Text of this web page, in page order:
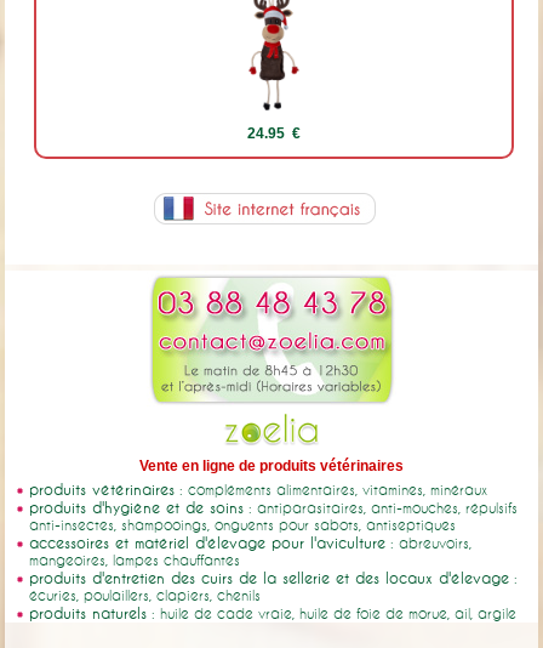
24.95 €
Vente en ligne de produits vétérinaires
produits vétérinaires : compléments alimentaires, vitamines, minéraux
produits d'hygiène et de soins : antiparasitaires, anti-mouches, répulsifs
anti-insectes, shampooings, onguents pour sabots, antiseptiques
accessoires et matériel d'élevage pour l'aviculture : abreuvoirs,
mangeoires, lampes chauffantes
produits d'entretien des cuirs de la sellerie et des locaux d'élevage :
écuries, poulaillers, clapiers, chenils
produits naturels : huile de cade vraie, huile de foie de morue, ail, argile